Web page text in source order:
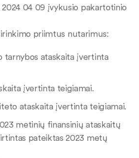
04 09 įvykusio pakartotinio
priimtus nutarimus:
tarnybos ataskaita įvertinta
įvertinta teigiamai.
ataskaita įvertinta teigiamai.
metinių finansinių ataskaitų
pateiktas 2023 metų